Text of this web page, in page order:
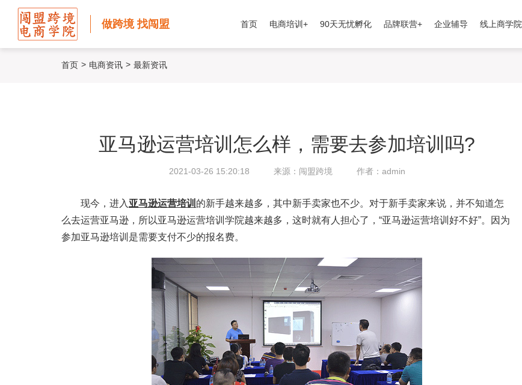
做跨境 找闯盟 首页 电商培训+ 90天无忧孵化 品牌联营+ 企业辅导 线上商学院
首页 > 电商资讯 > 最新资讯
亚马逊运营培训怎么样，需要去参加培训吗?
2021-03-26 15:20:18 来源：闯盟跨境 作者：admin
现今，进入 亚马逊运营培训 的新手越来越多，其中新手卖家也不少。对于新手卖家来说，并不知道怎
么去运营亚马逊，所以亚马逊运营培训学院越来越多，这时就有人担心了，“亚马逊运营培训好不好”。因为
参加亚马逊培训是需要支付不少的报名费。